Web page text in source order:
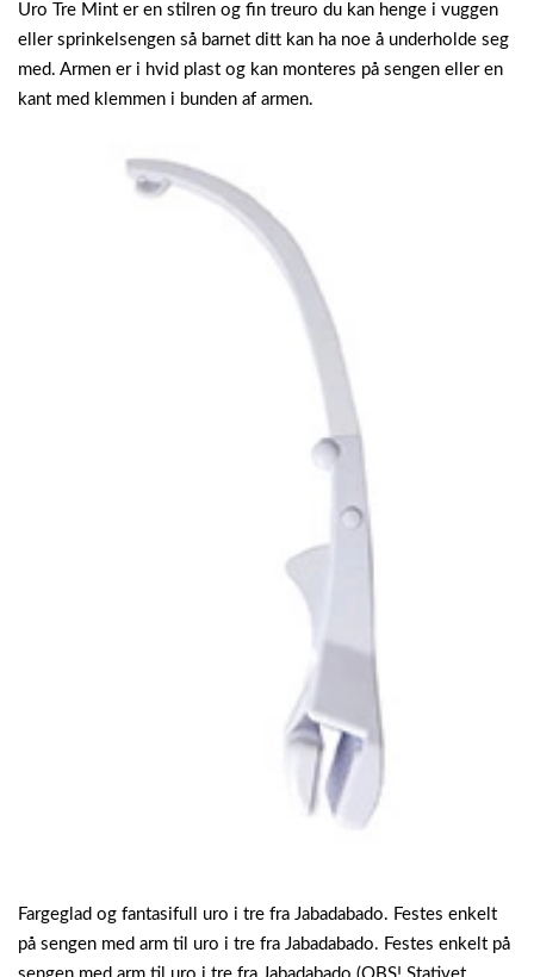
Uro Tre Mint er en stilren og fin treuro du kan henge i vuggen
eller sprinkelsengen så barnet ditt kan ha noe å underholde seg
med. Armen er i hvid plast og kan monteres på sengen eller en
kant med klemmen i bunden af armen.
Fargeglad og fantasifull uro i tre fra Jabadabado. Festes enkelt
på sengen med arm til uro i tre fra Jabadabado. Festes enkelt på